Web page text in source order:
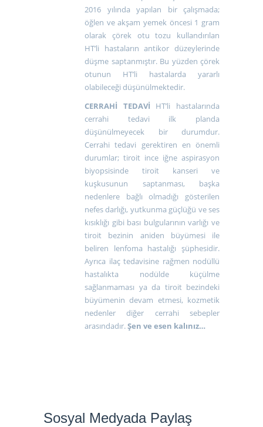
2016 yılında yapılan bir çalışmada;
öğlen ve akşam yemek öncesi 1 gram
olarak çörek otu tozu kullandırılan
HT’li hastaların antikor düzeylerinde
düşme saptanmıştır. Bu yüzden çörek
otunun HT’li hastalarda yararlı
olabileceği düşünülmektedir.
CERRAHİ TEDAVİ
HT’li hastalarında
cerrahi tedavi ilk planda
düşünülmeyecek bir durumdur.
Cerrahi tedavi gerektiren en önemli
durumlar; tiroit ince iğne aspirasyon
biyopsisinde tiroit kanseri ve
kuşkusunun saptanması, başka
nedenlere bağlı olmadığı gösterilen
nefes darlığı, yutkunma güçlüğü ve ses
kısıklığı gibi bası bulgularının varlığı ve
tiroit bezinin aniden büyümesi ile
beliren lenfoma hastalığı şüphesidir.
Ayrıca ilaç tedavisine rağmen nodüllü
hastalıkta nodülde küçülme
sağlanmaması ya da tiroit bezindeki
büyümenin devam etmesi, kozmetik
nedenler diğer cerrahi sebepler
arasındadır.Şen ve esen kalınız…
Sosyal Medyada Paylaş